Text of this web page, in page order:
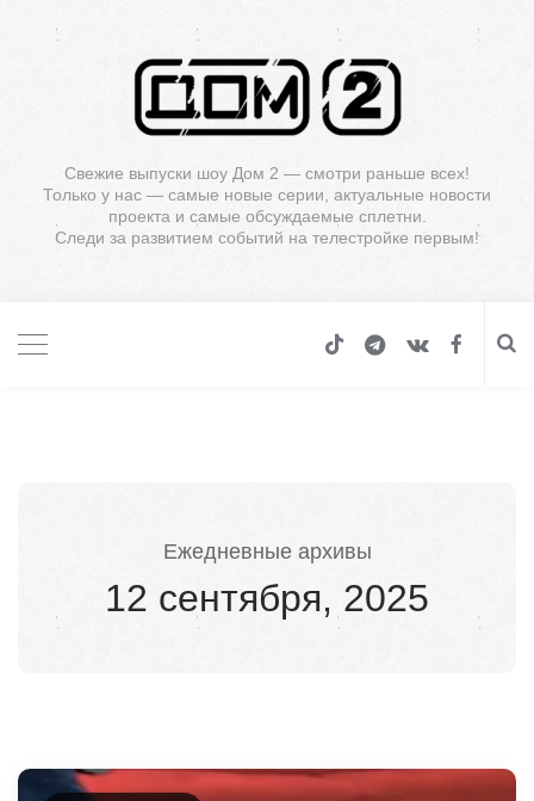
Свежие выпуски шоу Дом 2 — смотри раньше всех!
Только у нас — самые новые серии, актуальные новости
проекта и самые обсуждаемые сплетни.
Следи за развитием событий на телестройке первым!
Ежедневные архивы
12 сентября, 2025